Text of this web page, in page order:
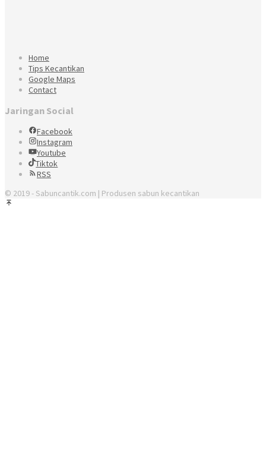
Home
Tips Kecantikan
Google Maps
Contact
Jaringan Social
Facebook
Instagram
Youtube
Tiktok
RSS
© 2019 - Sabuncantik.com | Produsen sabun kecantikan